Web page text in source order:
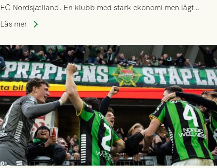
FC Nordsjælland. En klubb med stark ekonomi men lågt
publiksnitt, ett lag med både kollektiv styrka och individuell
Läs mer